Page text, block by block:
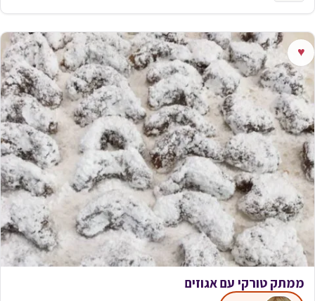
♥
ממתק טורקי עם אגוזים